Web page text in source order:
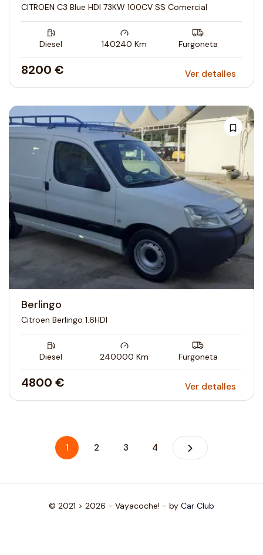
CITROEN C3 Blue HDI 73KW 100CV SS Comercial
Diesel 140240 Km Furgoneta
8200 € Ver detalles
Berlingo
Citroen Berlingo 1.6HDI
Diesel 240000 Km Furgoneta
4800 € Ver detalles
1 2 3 4
© 2021 > 2026 - Vayacoche! - by Car Club